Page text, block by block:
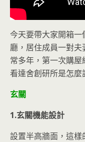
今天要帶大家開箱
廳，居住成員一對
常多年，第一次購
看達舍創研所是怎麼
玄關
1.玄關機能設計
設置半高牆面，這